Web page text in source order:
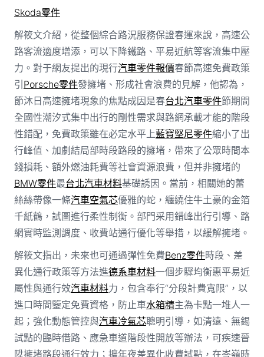
Skoda零件
解筱文介紹，從整個綜合路況服務保證春運來說，高速公
路客流適度增添，可以下降鐵路、平易近航等客流集中壓
力。對于網友提出的現行汽車零件報價春節高速免費政策
引Porsche零件發擁堵、形成社會浪費的見解，他認為，
節沐日高速擁堵現象的焦點成因是春台北汽車零件節期間
全國性潮汐式集中出行的剛性需求與路網承載才能的階段
性錯配，免費政策雖在必定水平上藍寶堅尼零件縮小了出
行峰值、加劇結局部時段路段的擁堵，帶來了公眾時間本
錢損耗、額外燃油耗費等社會資源浪費，但并非擁堵的
BMW零件最台北汽車材料基礎誘因。當前，相關她的蕾
絲絲帶像一條汽車空氣芯優雅的蛇，纏繞住牛土豪的金箔
千紙鶴，試圖進行柔性制衡。部門采用錯峰出行引導、路
網實時監測調度、收費站通行優化等舉措，以緩解擁堵。
解筱文指出，未來也可通過彈性免費Benz零件時段、差
異化通行政策等方法進德系車材料一個步驟均衡惠平易近
屬性與通行效汽車材料力，包含奉行“分段計費寬限”，以
進口時間鑒定免費資格，防止車水箱精主為卡點一堆人一
起；強化動態管控與汽車冷氣芯聰明引導，如清遠、無錫
試點的臨時借路、應急車道階段性開放等辦法，可疾速晉
陞擁堵路段通行效力；擴年夜差異化收費試點，在岑嶺時